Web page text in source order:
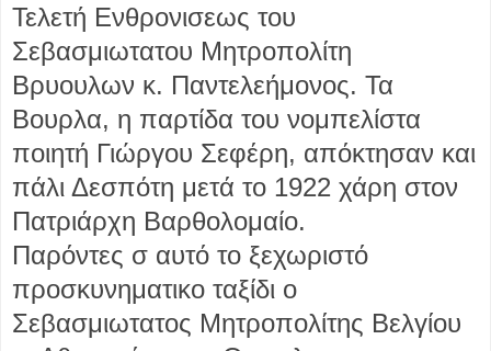
Τελετή Ενθρονισεως του
Σεβασμιωτατου Μητροπολίτη
Βρυουλων κ. Παντελεήμονος. Τα
Βουρλα, η παρτίδα του νομπελίστα
ποιητή Γιώργου Σεφέρη, απόκτησαν και
πάλι Δεσπότη μετά το 1922 χάρη στον
Πατριάρχη Βαρθολομαίο.
Παρόντες σ αυτό το ξεχωριστό
προσκυνηματικο ταξίδι ο
Σεβασμιωτατος Μητροπολίτης Βελγίου